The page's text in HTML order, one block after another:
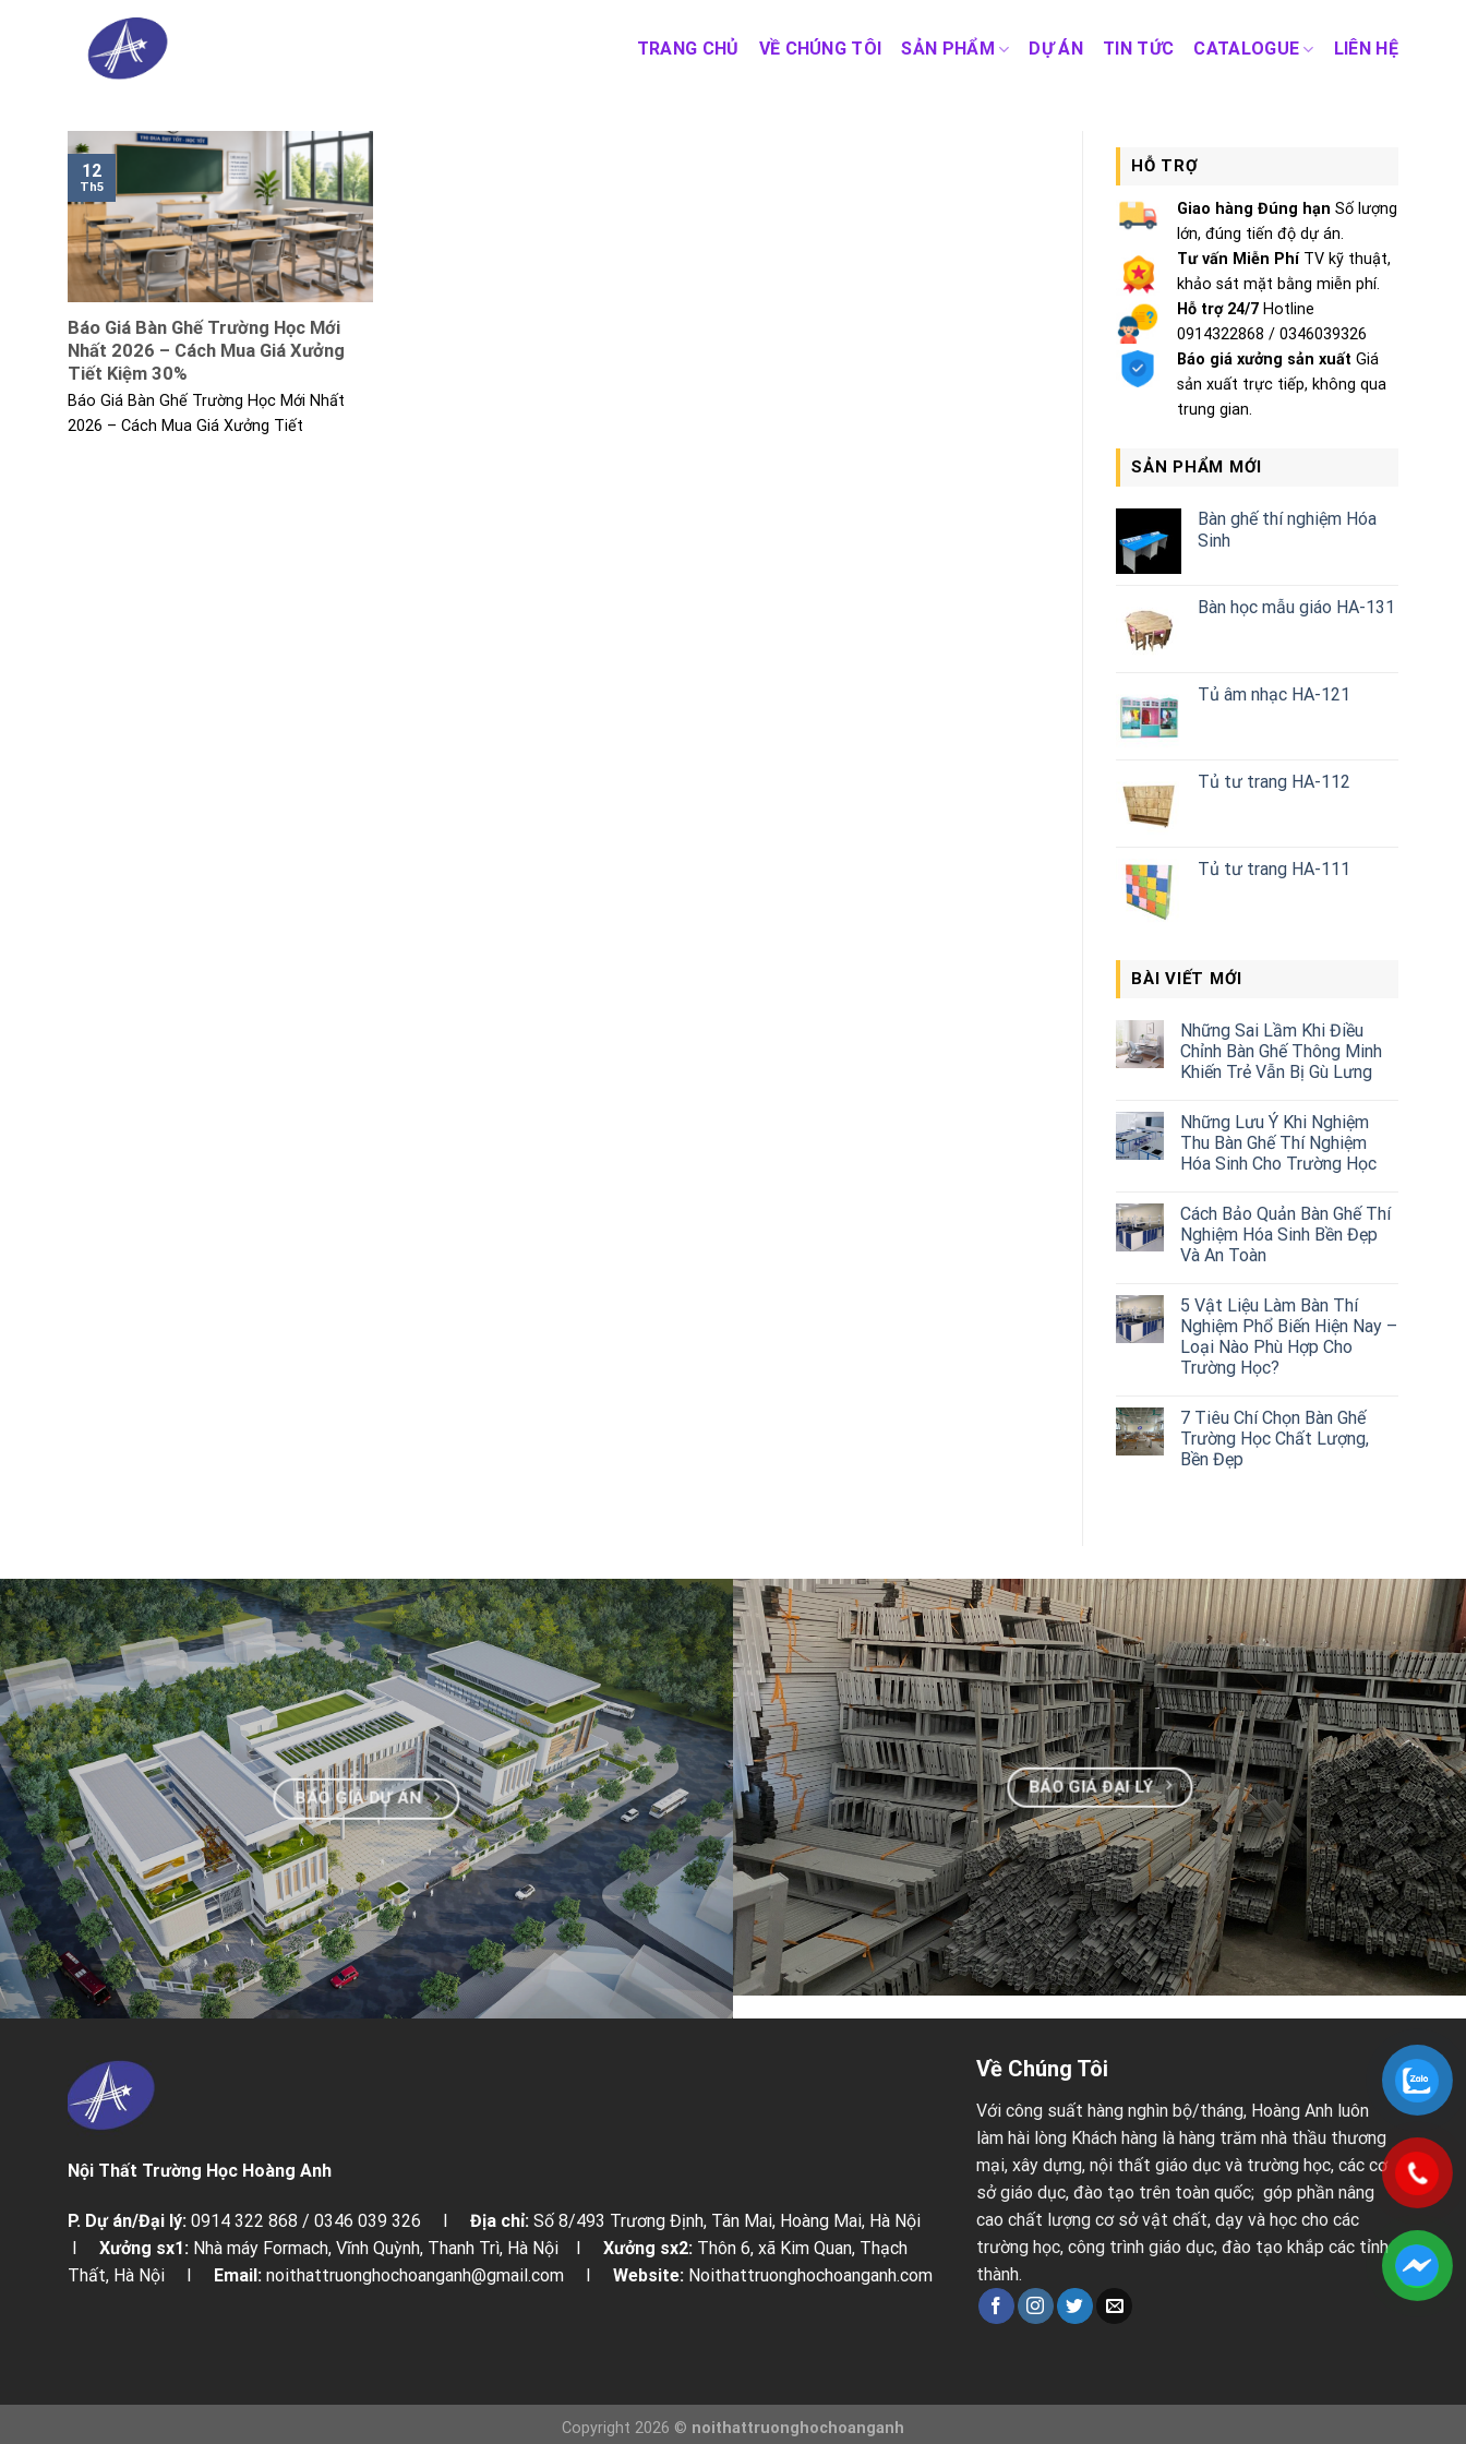
TRANG CHỦ VỀ CHÚNG TÔI SẢN PHẨM DỰ ÁN TIN TỨC CATALOGUE LIÊN HỆ
Báo Giá Bàn Ghế Trường Học Mới
Nhất 2026 – Cách Mua Giá Xưởng
Tiết Kiệm 30%
Báo Giá Bàn Ghế Trường Học Mới Nhất
2026 – Cách Mua Giá Xưởng Tiết
12
Th5
HỖ TRỢ
Giao hàng Đúng hạn Số lượng
lớn, đúng tiến độ dự án.
Tư vấn Miễn PhíTV kỹ thuật,
khảo sát mặt bằng miễn phí.
Hỗ trợ 24/7 Hotline
0914322868 / 0346039326
Báo giá xưởng sản xuất Giá
sản xuất trực tiếp, không qua
trung gian.
SẢN PHẨM MỚI
Bàn ghế thí nghiệm Hóa
Sinh
Bàn học mẫu giáo HA-131
Tủ âm nhạc HA-121
Tủ tư trang HA-112
Tủ tư trang HA-111
BÀI VIẾT MỚI
Những Sai Lầm Khi Điều
Chỉnh Bàn Ghế Thông Minh
Khiến Trẻ Vẫn Bị Gù Lưng
Những Lưu Ý Khi Nghiệm
Thu Bàn Ghế Thí Nghiệm
Hóa Sinh Cho Trường Học
Cách Bảo Quản Bàn Ghế Thí
Nghiệm Hóa Sinh Bền Đẹp
Và An Toàn
5 Vật Liệu Làm Bàn Thí
Nghiệm Phổ Biến Hiện Nay –
Loại Nào Phù Hợp Cho
Trường Học?
7 Tiêu Chí Chọn Bàn Ghế
Trường Học Chất Lượng,
Bền Đẹp
BÁO GIÁ DỰ ÁN
BÁO GIÁ ĐẠI LÝ
Nội Thất Trường Học Hoàng Anh
P. Dự án/Đại lý: 0914 322 868 / 0346 039 326 I Địa chỉ: Số 8/493 Trương Định, Tân Mai, Hoàng Mai, Hà Nội
I Xưởng sx1: Nhà máy Formach, Vĩnh Quỳnh, Thanh Trì, Hà Nội I Xưởng sx2: Thôn 6, xã Kim Quan, Thạch
Thất, Hà Nội I Email: noithattruonghochoanganh@gmail.com I Website: Noithattruonghochoanganh.com
Về Chúng Tôi
Với công suất hàng nghìn bộ/tháng, Hoàng Anh luôn
làm hài lòng Khách hàng là hàng trăm nhà thầu thương
mại, xây dựng, nội thất giáo dục và trường học, các cơ
sở giáo dục, đào tạo trên toàn quốc; góp phần nâng
cao chất lượng cơ sở vật chất, dạy và học cho các
trường học, công trình giáo dục, đào tạo khắp các tỉnh
thành.
Copyright 2026 © noithattruonghochoanganh